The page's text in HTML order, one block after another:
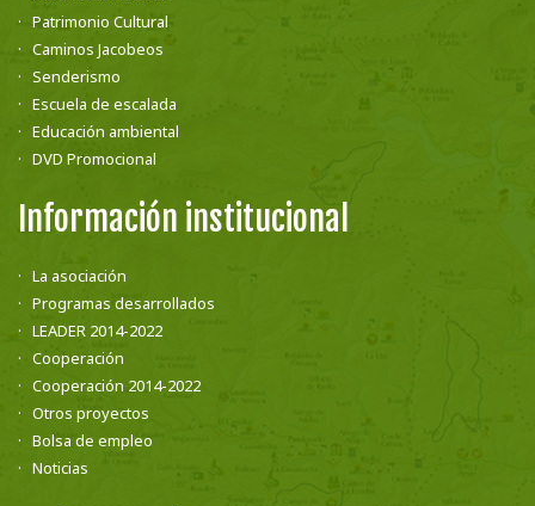
Patrimonio Cultural
Caminos Jacobeos
Senderismo
Escuela de escalada
Educación ambiental
DVD Promocional
Información institucional
La asociación
Programas desarrollados
LEADER 2014-2022
Cooperación
Cooperación 2014-2022
Otros proyectos
Bolsa de empleo
Noticias